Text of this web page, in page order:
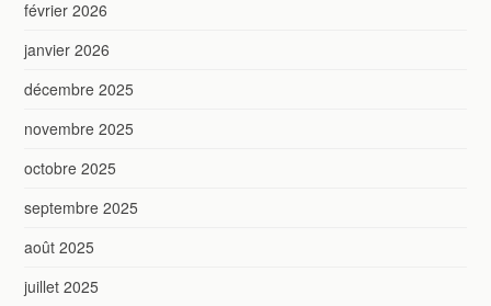
février 2026
janvier 2026
décembre 2025
novembre 2025
octobre 2025
septembre 2025
août 2025
juillet 2025